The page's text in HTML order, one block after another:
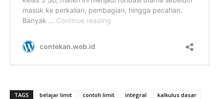
TAGS belajar limit contoh limit integral
kalkulus dasar